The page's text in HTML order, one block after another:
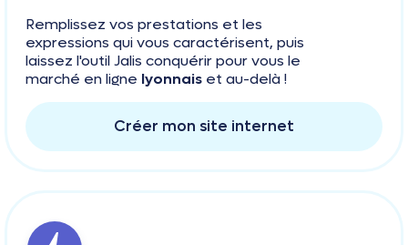
Remplissez vos prestations et les
expressions qui vous caractérisent, puis
laissez l'outil Jalis conquérir pour vous le
marché en ligne lyonnais et au-delà !
Créer mon site internet